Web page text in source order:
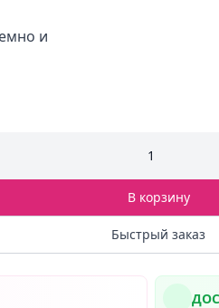
и
1
В корзину
Быстрый заказ